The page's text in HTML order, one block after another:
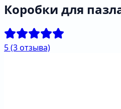
Коробки для
5(3 отзыва)